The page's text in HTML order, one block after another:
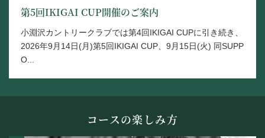
第5回IKIGAI CUP開催のご案内
小淵沢カントリークラブでは第4回IKIGAI CUPに引き続き、
2026年9月14日(月)第5回IKIGAI CUP、9月15日(火) 同SUPP
O...
コースの楽しみ方